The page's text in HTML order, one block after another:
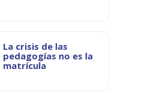
La crisis de las
pedagogías no es la
matrícula